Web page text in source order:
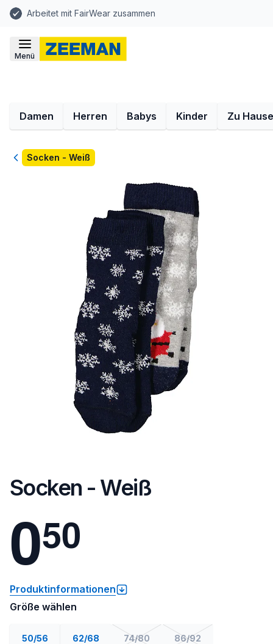
Arbeitet mit FairWear zusammen
Menü
Damen Herren Babys Kinder Zu Hause
ZurückSocken - Weiß
Socken - Weiß
050
Produktinformationen
Größe wählen
50/56 62/68 74/80 86/92